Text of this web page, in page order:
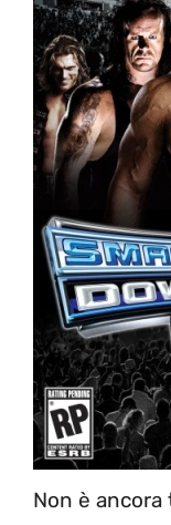
Non è